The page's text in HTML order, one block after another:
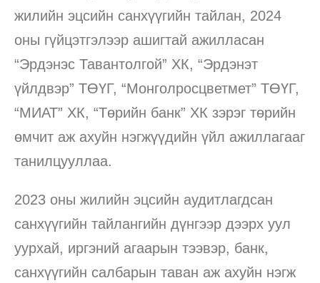
жилийн эцсийн санхүүгийн тайлан, 2024
оны гүйцэтгэлээр ашигтай ажилласан
“Эрдэнэс Тавантолгой” ХК, “Эрдэнэт
үйлдвэр” ТӨҮГ, “Монголросцветмет” ТӨҮГ,
“МИАТ” ХК, “Төрийн банк” ХК зэрэг төрийн
өмчит аж ахуйн нэгжүүдийн үйл ажиллагааг
танилцууллаа.
2023 оны жилийн эцсийн аудитлагдсан
санхүүгийн тайлангийн дүнгээр дээрх уул
уурхай, иргэний агаарын тээвэр, банк,
санхүүгийн салбарын таван аж ахуйн нэгж